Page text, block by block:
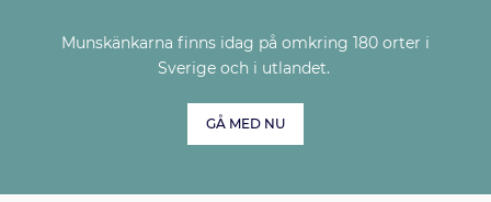
Munskänkarna finns idag på omkring 180 orter i
Sverige och i utlandet.
GÅ MED NU